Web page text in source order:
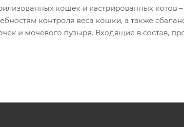
кошек и кастрированных котов –
контроля веса кошки, а также
и мочевого пузыря. Входящие в состав,